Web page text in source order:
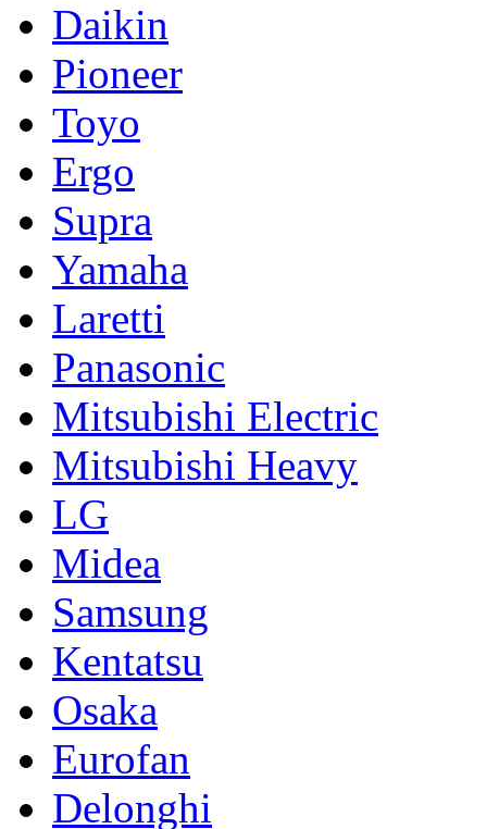
Daikin
Pioneer
Toyo
Ergo
Supra
Yamaha
Laretti
Panasonic
Mitsubishi Electric
Mitsubishi Heavy
LG
Midea
Samsung
Kentatsu
Osaka
Eurofan
Delonghi